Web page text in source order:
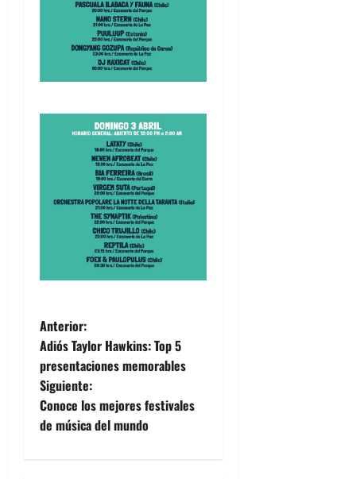
N
a
v
e
Anterior:
Adiós Taylor Hawkins: Top 5
presentaciones memorables
Siguiente:
Conoce los mejores festivales
de música del mundo